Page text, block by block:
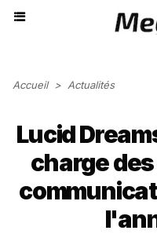
Accueil > Actualités
Lucid
charge